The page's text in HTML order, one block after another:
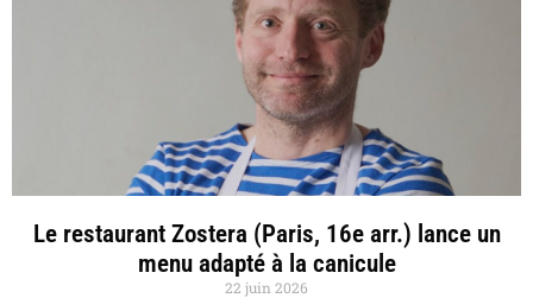
Le restaurant Zostera (Paris, 16e arr.) lance un
menu adapté à la canicule
22 juin 2026